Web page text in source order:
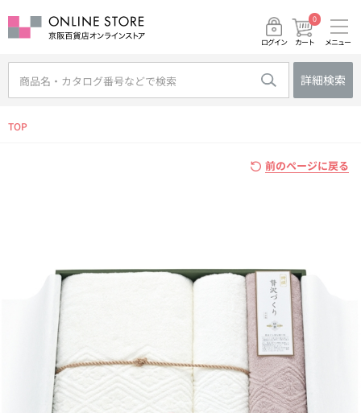
ログイン カート
0
メニュー
詳細検索
TOP
前のページに戻る